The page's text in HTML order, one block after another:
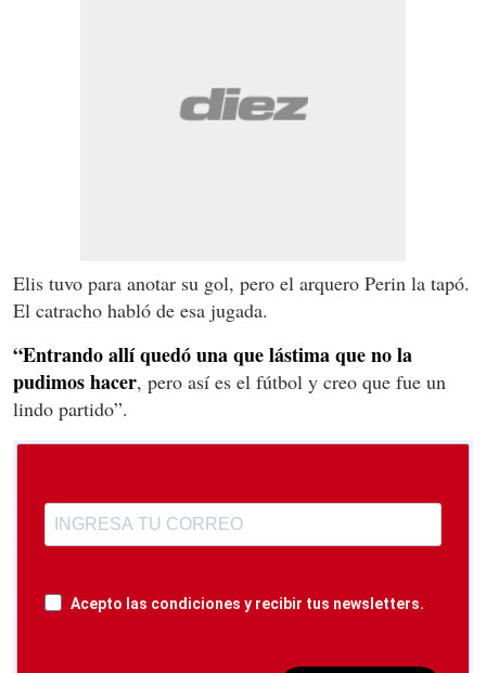
Elis tuvo para anotar su gol, pero el arquero Perin la tapó.
El catracho habló de esa jugada.
“Entrando allí quedó una que lástima que no la
pudimos hacer, pero así es el fútbol y creo que fue un
lindo partido”.
Acepto las condiciones y recibir tus newsletters.